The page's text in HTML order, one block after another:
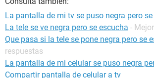
La pantalla de mi tv se puso negra pero
La tele se ve negra pero se escucha -
Que pasa si la tele se pone negra pero se
respuestas
La pantalla de mi celular se puso negra
Compartir pantalla de celular a tv